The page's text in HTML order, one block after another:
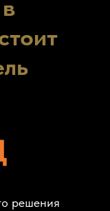
решения